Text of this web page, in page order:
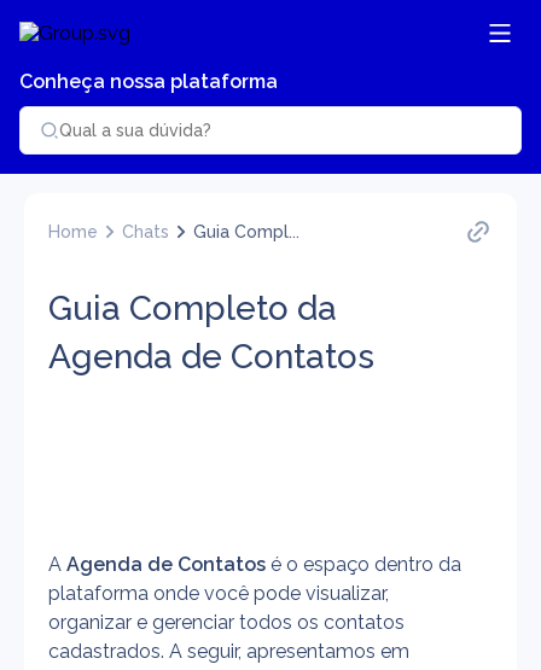
Conheça nossa plataforma
Home Chats Guia Compl...
Guia Completo da
Agenda de Contatos
A Agenda de Contatos é o espaço dentro da
plataforma onde você pode visualizar,
organizar e gerenciar todos os contatos
cadastrados. A seguir, apresentamos em